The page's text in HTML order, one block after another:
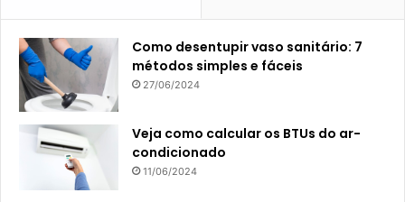
Como desentupir vaso sanitário: 7
métodos simples e fáceis
27/06/2024
Veja como calcular os BTUs do ar-
condicionado
11/06/2024